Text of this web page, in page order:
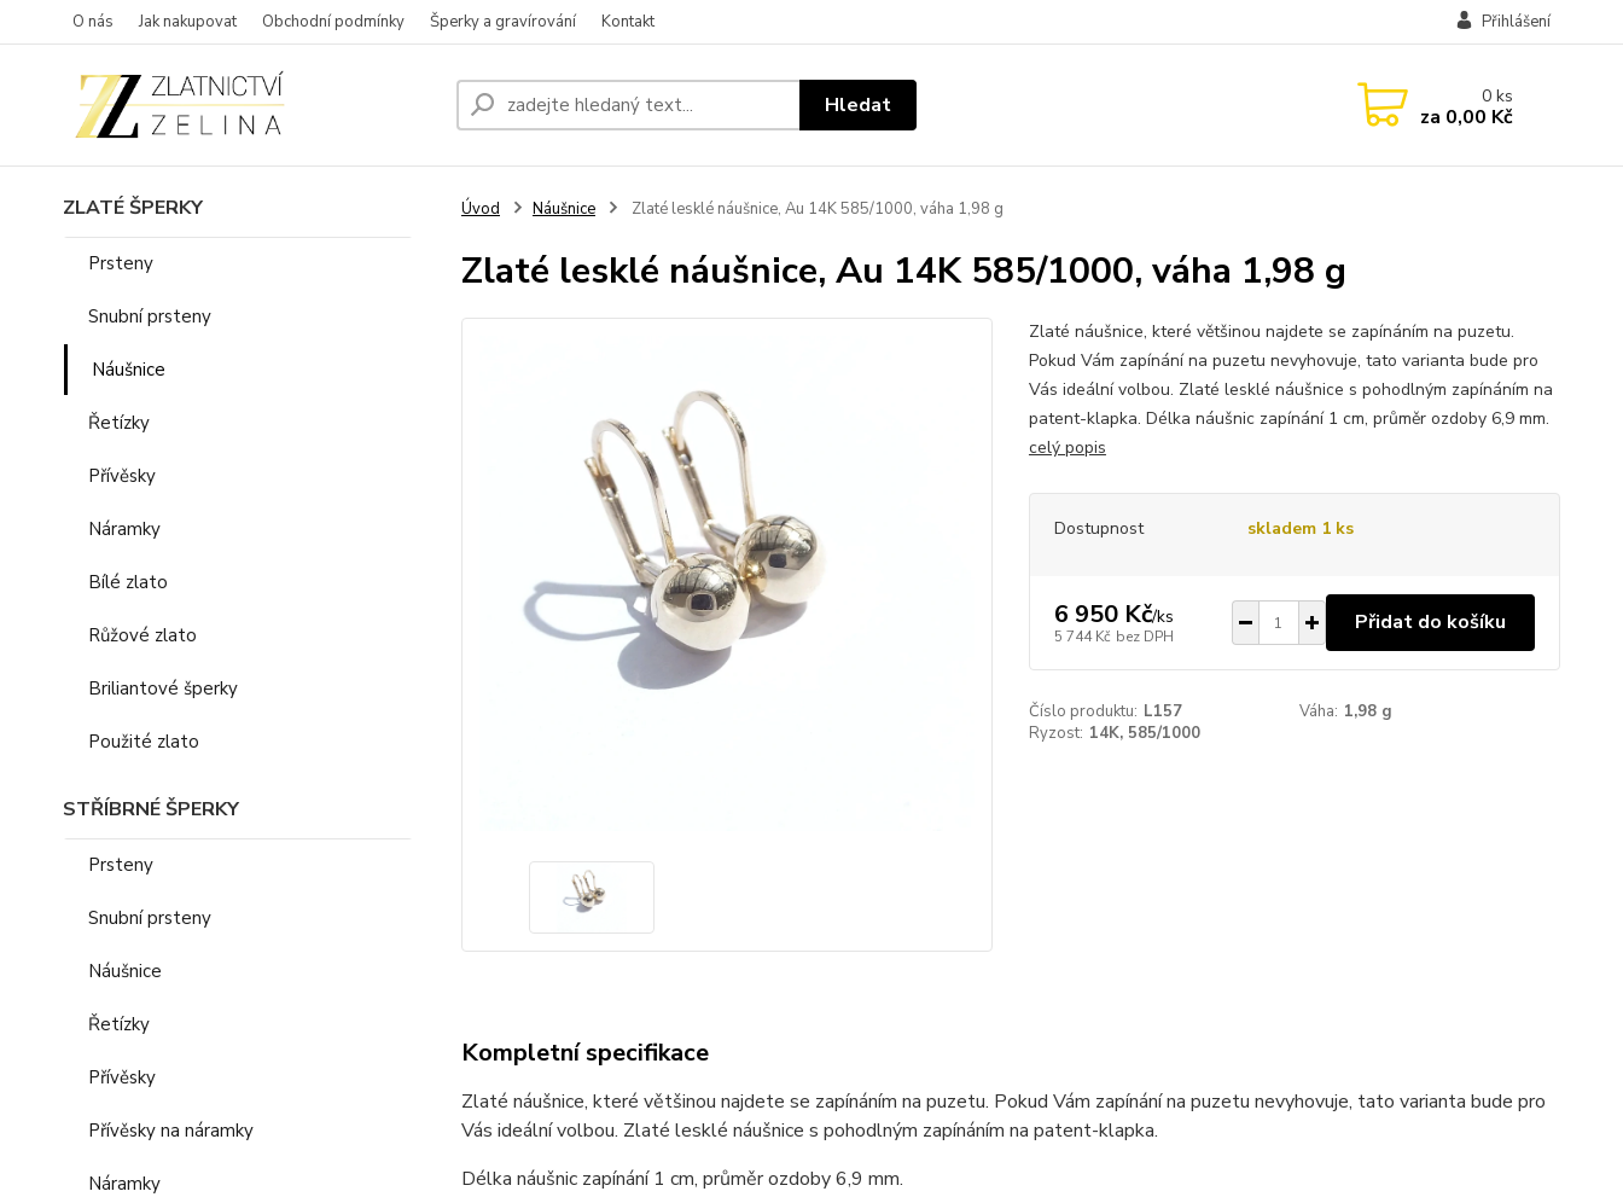
O nás Jak nakupovat Obchodní podmínky Šperky a gravírování Kontakt Přihlášení
Hledat 0ks
za 0,00 Kč
ZLATÉ ŠPERKY
Prsteny
Snubní prsteny
Náušnice
Řetízky
Přívěsky
Náramky
Bílé zlato
Růžové zlato
Briliantové šperky
Použité zlato
STŘÍBRNÉ ŠPERKY
Prsteny
Snubní prsteny
Náušnice
Řetízky
Přívěsky
Přívěsky na náramky
Náramky
Úvod Náušnice Zlaté lesklé náušnice, Au 14K 585/1000, váha 1,98 g
Zlaté lesklé náušnice, Au 14K 585/1000, váha 1,98 g
Zlaté náušnice, které většinou najdete se zapínáním na puzetu.
Pokud Vám zapínání na puzetu nevyhovuje, tato varianta bude pro
Vás ideální volbou. Zlaté lesklé náušnice s pohodlným zapínáním na
patent-klapka. Délka náušnic zapínání 1 cm, průměr ozdoby 6,9 mm.
celý popis
Dostupnost skladem 1 ks
6 950 Kč/ks
5 744 Kč bez DPH
Přidat do košíku
Číslo produktu: L157 Váha: 1,98 g
Ryzost: 14K, 585/1000
Kompletní specifikace
Zlaté náušnice, které většinou najdete se zapínáním na puzetu. Pokud Vám zapínání na puzetu nevyhovuje, tato varianta bude pro
Vás ideální volbou. Zlaté lesklé náušnice s pohodlným zapínáním na patent-klapka.
Délka náušnic zapínání 1 cm, průměr ozdoby 6,9 mm.